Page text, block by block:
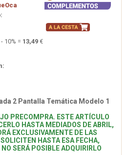
10% = 13,49 €
2 Pantalla Temática Modelo 1
PRECOMPRA. ESTE ARTÍCULO
HASTA MEDIADOS DE ABRIL,
EXCLUSIVAMENTE DE LAS
HASTA ESA FECHA,
SERÁ POSIBLE ADQUIRIRLO